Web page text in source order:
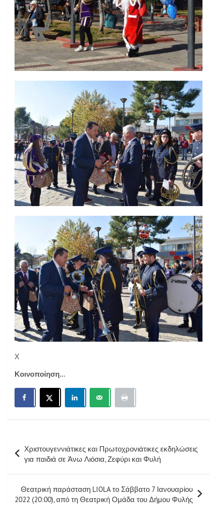
Χ
Κοινοποίηση...
άρθρων
Χριστουγεννιάτικες και Πρωτοχρονιάτικες εκδηλώσεις
για παιδιά σε Άνω Λιόσια, Ζεφύρι και Φυλή
Θεατρική παράσταση LIOLA το Σάββατο 7 Ιανουαρίου
2022 (20:00), από τη Θεατρική Ομάδα του Δήμου Φυλής